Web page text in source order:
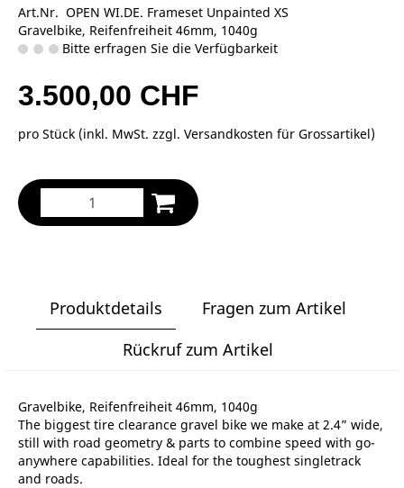
Art.Nr. OPEN WI.DE. Frameset Unpainted XS
Gravelbike, Reifenfreiheit 46mm, 1040g
Bitte erfragen Sie die Verfügbarkeit
3.500,00 CHF
pro Stück (inkl. MwSt. zzgl. Versandkosten für Grossartikel)
Produktdetails
Fragen zum Artikel
Rückruf zum Artikel
Gravelbike, Reifenfreiheit 46mm, 1040g
The biggest tire clearance gravel bike we make at 2.4” wide,
still with road geometry & parts to combine speed with go-
anywhere capabilities. Ideal for the toughest singletrack
and roads.